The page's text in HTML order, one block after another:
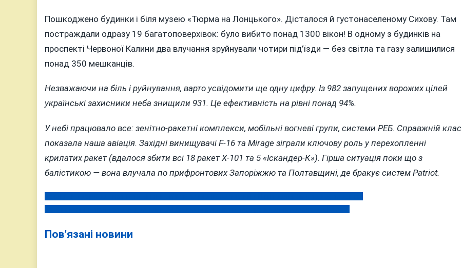
Пошкоджено будинки і біля музею «Тюрма на Лонцького». Дісталося й густонаселеному Сихову. Там
постраждали одразу 19 багатоповерхівок: було вибито понад 1300 вікон! В одному з будинків на
проспекті Червоної Калини два влучання зруйнували чотири під’їзди — без світла та газу залишилися
понад 350 мешканців.
Незважаючи на біль і руйнування, варто усвідомити ще одну цифру. Із 982 запущених ворожих цілей
українські захисники неба знищили 931. Це ефективність на рівні понад 94%.
У небі працювало все: зенітно-ракетні комплекси, мобільні вогневі групи, системи РЕБ. Справжній клас
показала наша авіація. Західні винищувачі F-16 та Mirage зіграли ключову роль у перехопленні
крилатих ракет (вдалося збити всі 18 ракет Х-101 та 5 «Іскандер-К»). Гірша ситуація поки що з
балістикою — вона влучала по прифронтових Запоріжжю та Полтавщині, де бракує систем Patriot.
Навігація
Пов'язані новини